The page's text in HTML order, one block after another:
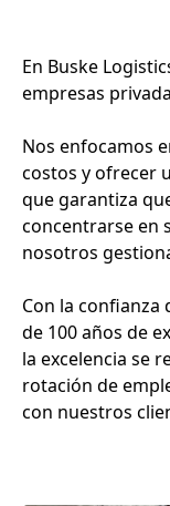
En Buske
empresas
Nos enfocamos
costos y ofrecer
que garantiza
concentrarse en
nosotros
Con la confianza
de 100 años de
la excelencia se
rotación de
con nuestros